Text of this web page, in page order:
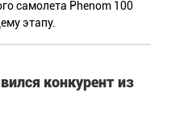
самолета Phenom 100
этапу.
конкурент из